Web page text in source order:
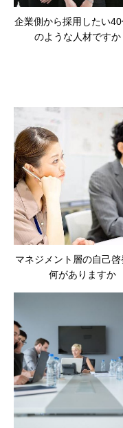
企業側から採用したい
のような人材ですか
マネジメント層の自己啓
何がありますか